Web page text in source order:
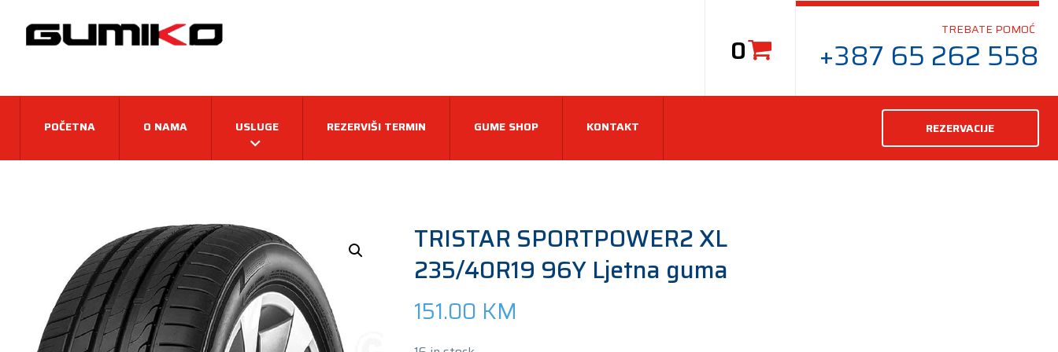
0
TREBATE POMOĆ
+387 65 262 558
REZERVACIJE
POČETNA O NAMA USLUGE REZERVIŠI TERMIN GUME SHOP KONTAKT
TRISTAR SPORTPOWER2 XL
235/40R19 96Y Ljetna guma
151.00 KM